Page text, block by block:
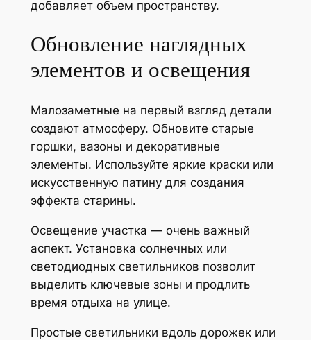
добавляет объем пространству.
Обновление наглядных
элементов и освещения
Малозаметные на первый взгляд детали
создают атмосферу. Обновите старые
горшки, вазоны и декоративные
элементы. Используйте яркие краски или
искусственную патину для создания
эффекта старины.
Освещение участка — очень важный
аспект. Установка солнечных или
светодиодных светильников позволит
выделить ключевые зоны и продлить
время отдыха на улице.
Простые светильники вдоль дорожек или